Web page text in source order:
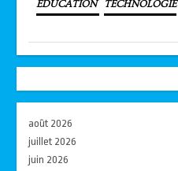
EDUCATION TECHNOLOGIE
août 2026
juillet 2026
juin 2026